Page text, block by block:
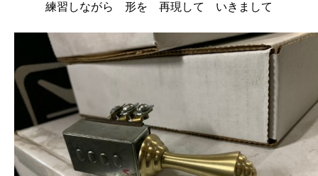
練習しながら 形を 再現して いきまして